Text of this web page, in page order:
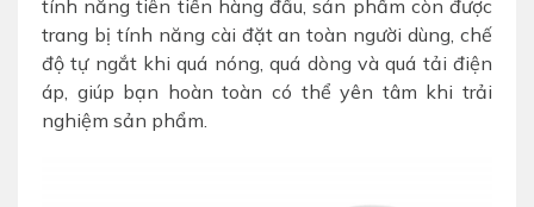
tính năng tiên tiến hàng đầu, sản phẩm còn được
trang bị tính năng cài đặt an toàn người dùng, chế
độ tự ngắt khi quá nóng, quá dòng và quá tải điện
áp, giúp bạn hoàn toàn có thể yên tâm khi trải
nghiệm sản phẩm.